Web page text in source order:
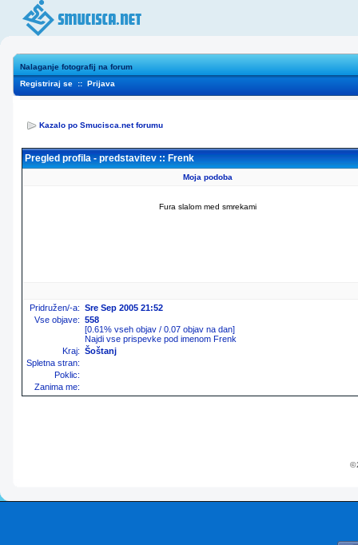
Nalaganje fotografij na forum
Registriraj se :: Prijava
Kazalo po Smucisca.net forumu
Pregled profila - predstavitev :: Frenk
Moja podoba
Fura slalom med smrekami
Pridružen/-a: Sre Sep 2005 21:52
Vse objave: 558
[0.61% vseh objav / 0.07 objav na dan]
Najdi vse prispevke pod imenom Frenk
Kraj: Šoštanj
Spletna stran:
Poklic:
Zanima me:
©